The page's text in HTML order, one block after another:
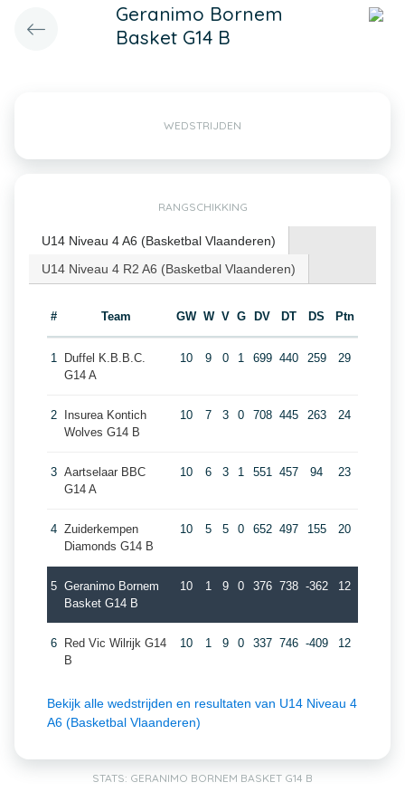
Geranimo Bornem
Basket G14 B
WEDSTRIJDEN
RANGSCHIKKING
U14 Niveau 4 A6 (Basketbal Vlaanderen)
U14 Niveau 4 R2 A6 (Basketbal Vlaanderen)
# Team GW W V G DV DT DS Ptn
1
Duffel K.B.B.C.
G14 A
10 9 0 1 699 440 259 29
2
Insurea Kontich
Wolves G14 B
10 7 3 0 708 445 263 24
3 Aartselaar BBC
G14 A
10 6 3 1 551 457 94 23
4 Zuiderkempen
Diamonds G14 B
10 5 5 0 652 497 155 20
5 Geranimo Bornem
Basket G14 B
10 1 9 0 376 738 -362 12
6
Red Vic Wilrijk G14
B
10 1 9 0 337 746 -409 12
Bekijk alle wedstrijden en resultaten van U14 Niveau 4
A6 (Basketbal Vlaanderen)
STATS: GERANIMO BORNEM BASKET G14 B